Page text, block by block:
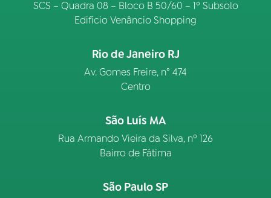
SCS – Quadra 08 – Bloco B 50/60 – 1º Subsolo
Edifício Venâncio Shopping
Rio de Janeiro RJ
Av. Gomes Freire, n° 474
Centro
São Luís MA
Rua Armando Vieira da Silva, nº 126
Bairro de Fátima
São Paulo SP